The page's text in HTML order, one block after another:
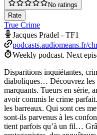
No ratings
Rate
True Crime
Jacques Pradel - TF1
podcasts.audiomeans.fr/
Weekly podcast. Next
Disparitions inquiétantes,
diaboliques… Découvrez les
marquants. Tueurs en série,
avoir commis le crime
les barreaux. Qui sont ces
sont-ils parvenus à les
tient parfois qu’à un fil…